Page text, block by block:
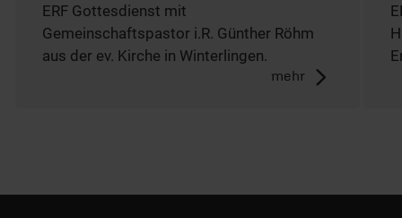
ERF Gottesdienst mit
Gemeinschaftspastor i.R. Günther Röhm
aus der ev. Kirche in Winterlingen.
mehr